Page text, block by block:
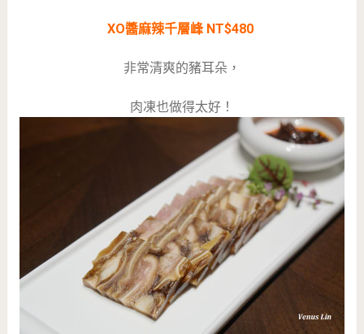
XO醬麻辣千層峰 NT$480
非常清爽的豬耳朵，
肉凍也做得太好！